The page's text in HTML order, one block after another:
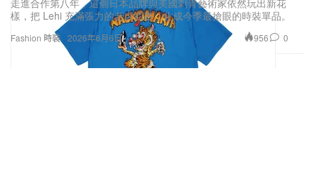
Fashion 時裝
走進合作第八年，這個日本品牌與美國刺青藝術家依然玩出新花
樣，把 Lehi 充滿張力的老虎插畫，化成今季最搶眼的時裝單品。
2026年6月6日 956 0